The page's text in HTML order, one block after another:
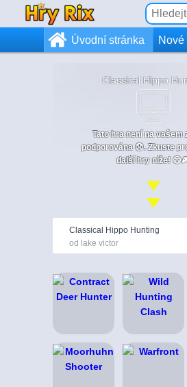
Úvodní stránka Nové
Classical Hippo
Tato hra není na vašem
podporována 😞. Zkuste
další hry níže!
Classical Hippo Hunting
od lake victor